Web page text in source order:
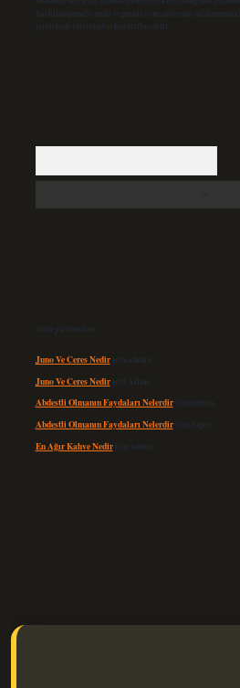
backlinkpanelicomtr@gmail.com adresine
içerisinde sitemizden kaldırılacaktır.
Son yorumlar
Juno Ve Ceres Nediriçin admin
Juno Ve Ceres Nediriçin Altan
Abdestli Olmanın Faydaları Nelerdiriçin admin
Abdestli Olmanın Faydaları Nelerdiriçin Alper
En Ağır Kahve Nediriçin admin